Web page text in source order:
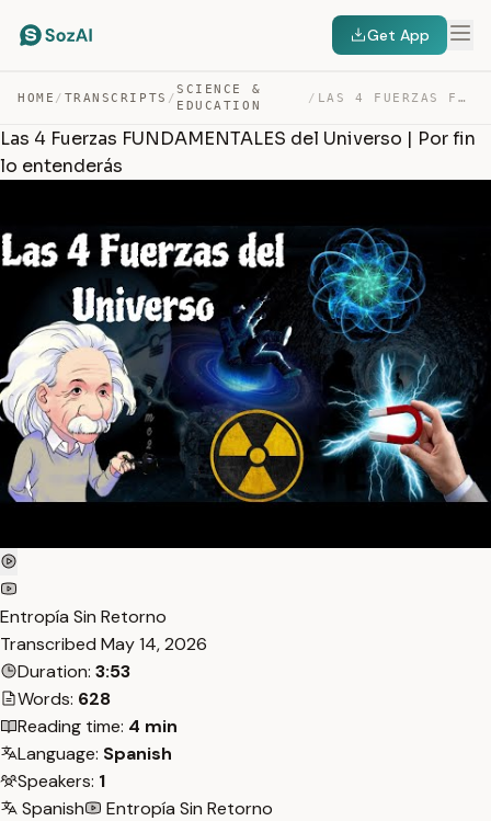
Get App
HOME / TRANSCRIPTS /
SCIENCE &
EDUCATION
/ LAS 4 FUERZAS FUNDAMENTALES DEL UNIVERSO | POR FIN LO E… — TRANSCRIPT
Las 4 Fuerzas FUNDAMENTALES del Universo | Por fin
lo entenderás
Entropía Sin Retorno
Transcribed May 14, 2026
Duration: 3:53
Words: 628
Reading time: 4 min
Language: Spanish
Speakers: 1
Spanish
Entropía Sin Retorno